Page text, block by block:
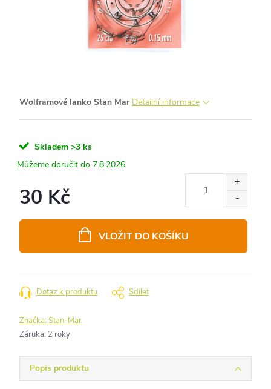
Wolframové lanko Stan Mar Detailní informace
Skladem >3 ks
7.8.2026
30 Kč
VLOŽIT DO KOŠÍKU
Dotaz k produktu Sdílet
Značka:Stan-Mar
Záruka: 2 roky
Popis produktu